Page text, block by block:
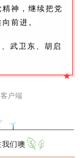
神，继续把党
前进。
武卫东、胡启
户端
们噢